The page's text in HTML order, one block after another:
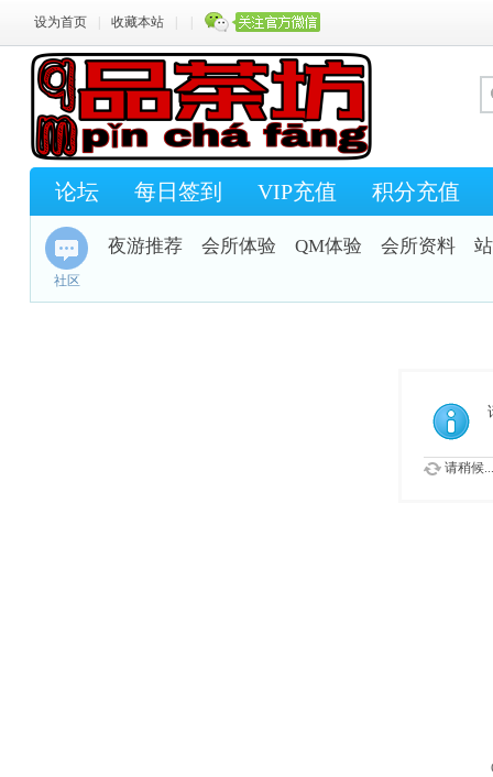
设为首页 收藏本站
论坛 每日签到 VIP充值 积分充值
社区
夜游推荐 会所体验 QM体验 会所资料
请稍候...